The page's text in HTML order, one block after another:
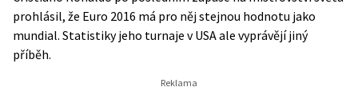
prohlásil, že Euro 2016 má pro něj stejnou hodnotu jako
mundial. Statistiky jeho turnaje v USA ale vyprávějí jiný
příběh.